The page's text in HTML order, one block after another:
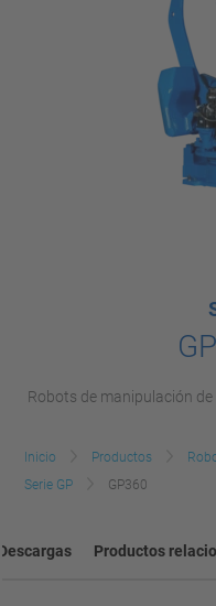
Robots de manipulación
Inicio Productos
Serie GP
GP360
Productos